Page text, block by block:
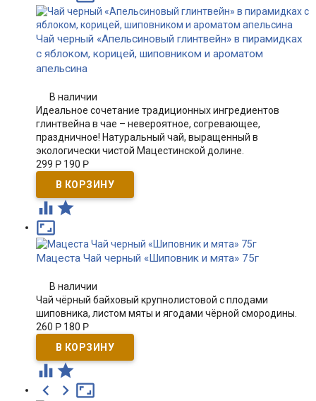
Чай черный «Апельсиновый глинтвейн» в пирамидках
с яблоком, корицей, шиповником и ароматом
апельсина
В наличии
Идеальное сочетание традиционных ингредиентов
глинтвейна в чае – невероятное, согревающее,
праздничное! Натуральный чай, выращенный в
экологически чистой Мацестинской долине.
299 Р 190 Р
 

Мацеста Чай черный «Шиповник и мята» 75г
В наличии
Чай чёрный байховый крупнолистовой с плодами
шиповника, листом мяты и ягодами чёрной смородины.
260 Р 180 Р
 

 